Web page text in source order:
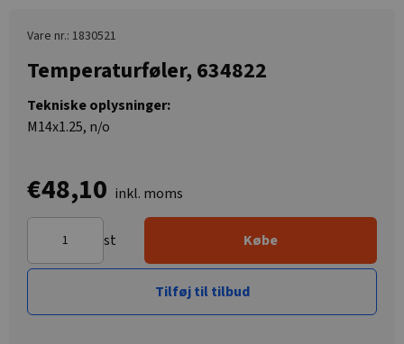
Vare nr.: 1830521
Temperaturføler, 634822
Tekniske oplysninger:
M14x1.25, n/o
€48,10 inkl. moms
st Købe
Tilføj til tilbud